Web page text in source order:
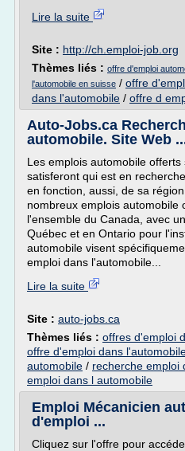
Lire la suite
Site : http://ch.emploi-job.org
Thèmes liés : offre d'emploi
l'automobile en suisse / offre
dans l'automobile / offre d
Auto-Jobs.ca
automobile. Site Web
Les emplois automobile offerts
satisferont qui est en
en fonction, aussi, de sa
nombreux emplois automobile
l'ensemble du Canada, avec
Québec et en Ontario pour
automobile visent
emploi dans l'automobile...
Lire la suite
Site : auto-jobs.ca
Thèmes liés : offres d'emploi
offre d'emploi dans
automobile / recherche emploi
emploi dans l automobile
Emploi Mécanicien
d'emploi ...
Cliquez sur l'offre pour